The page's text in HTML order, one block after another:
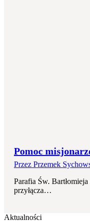
Pomoc
Przez Przemek
Parafia Św.
przyłącza…
Aktualności